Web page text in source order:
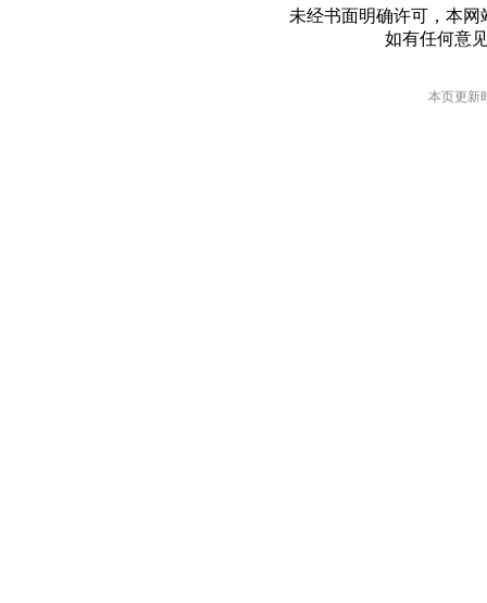
未经书面明确许可，本
如有任何意
本页更新